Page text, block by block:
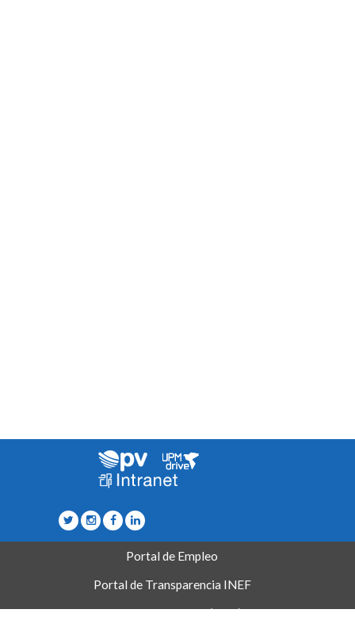
Portal de Empleo
Portal de Transparencia INEF
Atención al Usuario (CAU)